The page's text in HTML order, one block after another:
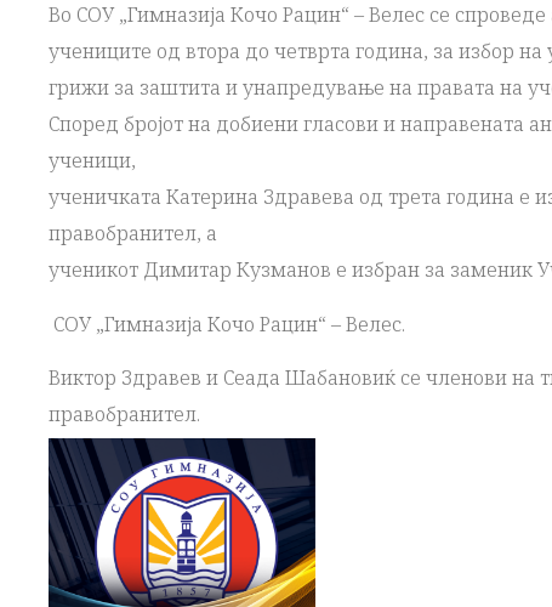
Во СОУ „Гимназија Кочо Рацин“ – Велес се
учениците од втора до четврта година, за избор на
грижи за заштита и унапредување на правата на
Според бројот на добиени гласови и направената
ученици,
ученичката Катерина Здравева од трета година е
правобранител, а
ученикот Димитар Кузманов е избран за заменик
СОУ „Гимназија Кочо Рацин“ – Велес.
Виктор Здравев и Сеада Шабановиќ се членови на
правобранител.